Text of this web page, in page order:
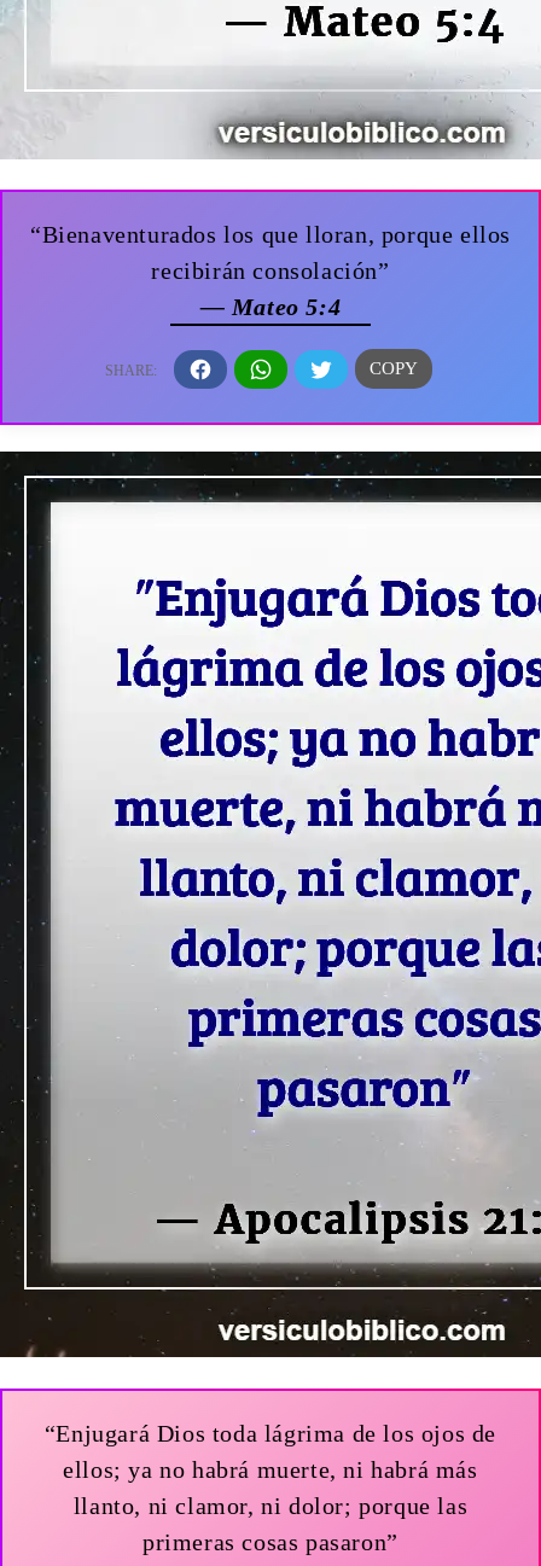
“Bienaventurados los que lloran, porque ellos
recibirán consolación”
— Mateo 5:4
“Enjugará Dios toda lágrima de los ojos de
ellos; ya no habrá muerte, ni habrá más
llanto, ni clamor, ni dolor; porque las
primeras cosas pasaron”